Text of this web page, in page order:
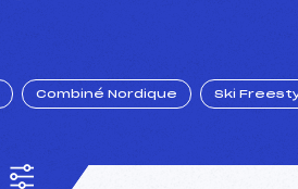
Combiné Nordique Ski